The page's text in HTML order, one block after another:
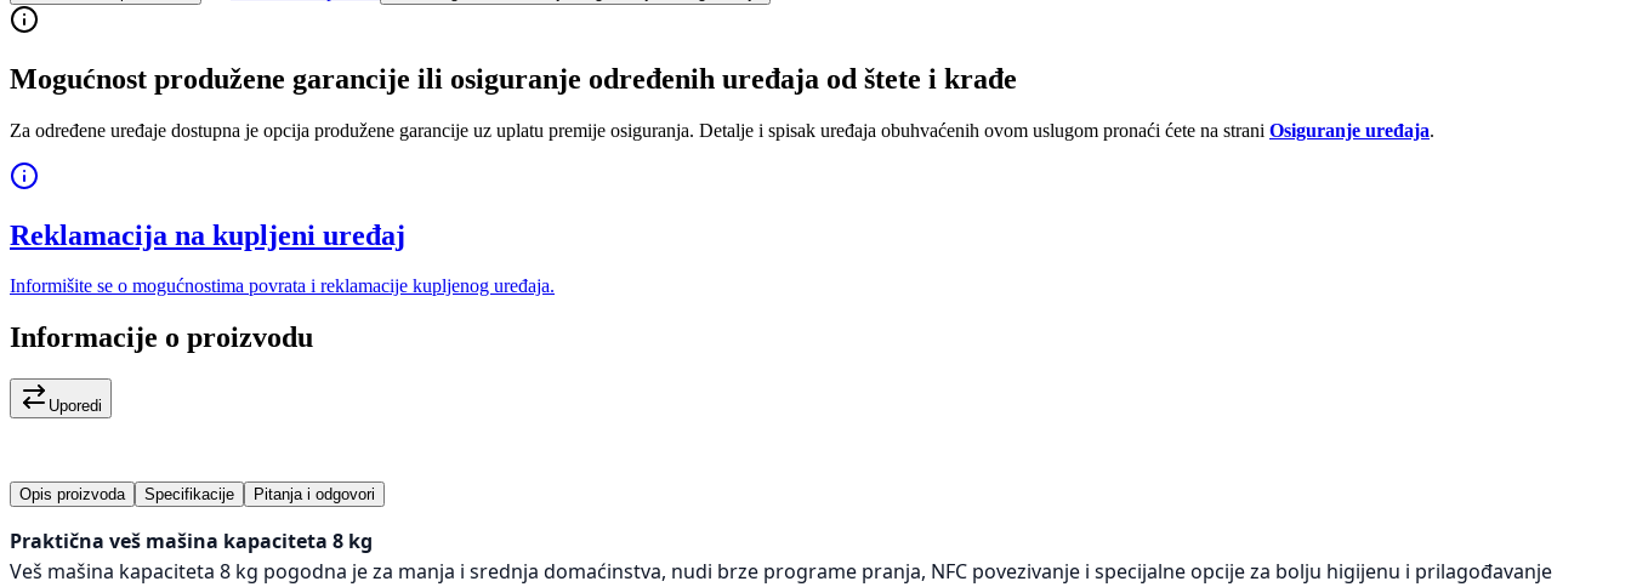
Mogućnost produžene garancije ili osiguranje određenih uređaja od štete i krađe
Za određene uređaje dostupna je opcija produžene garancije uz uplatu premije osiguranja. Detalje i spisak uređaja obuhvaćenih ovom uslugom pronaći ćete na strani Osiguranje uređaja.
Reklamacija na kupljeni uređaj
Informišite se o mogućnostima povrata i reklamacije kupljenog uređaja.
Informacije o proizvodu
Uporedi
Opis proizvoda Specifikacije Pitanja i odgovori
Praktična veš mašina kapaciteta 8 kg
Veš mašina kapaciteta 8 kg pogodna je za manja i srednja domaćinstva, nudi brze programe pranja, NFC povezivanje i specijalne opcije za bolju higijenu i prilagođavanje